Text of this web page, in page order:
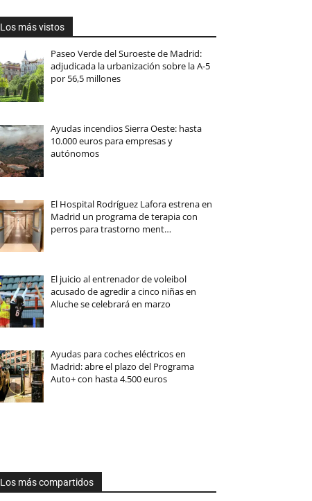
Los más vistos
Paseo Verde del Suroeste de Madrid:
adjudicada la urbanización sobre la A-5
por 56,5 millones
Ayudas incendios Sierra Oeste: hasta
10.000 euros para empresas y
autónomos
El Hospital Rodríguez Lafora estrena en
Madrid un programa de terapia con
perros para trastorno ment…
El juicio al entrenador de voleibol
acusado de agredir a cinco niñas en
Aluche se celebrará en marzo
Ayudas para coches eléctricos en
Madrid: abre el plazo del Programa
Auto+ con hasta 4.500 euros
Los más compartidos